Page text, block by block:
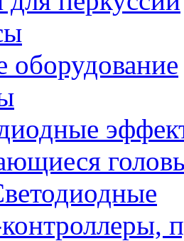
оборудование